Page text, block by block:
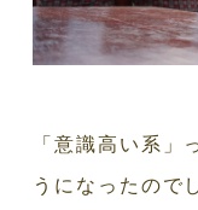
「意識高い系」
うになったので